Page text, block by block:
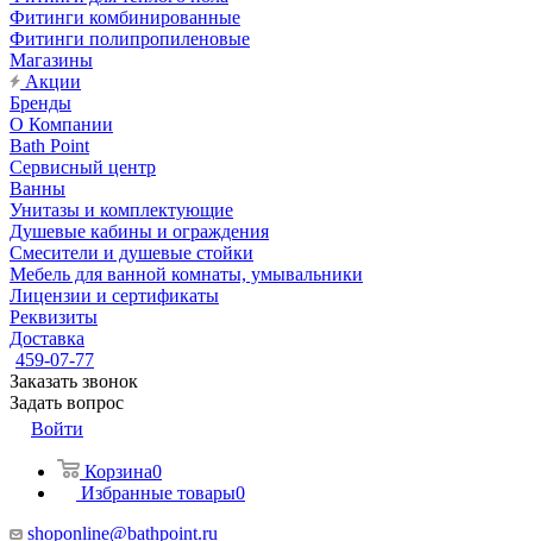
Фитинги комбинированные
Фитинги полипропиленовые
Магазины
Акции
Бренды
О Компании
Bath Point
Сервисный центр
Ванны
Унитазы и комплектующие
Душевые кабины и ограждения
Смесители и душевые стойки
Мебель для ванной комнаты, умывальники
Лицензии и сертификаты
Реквизиты
Доставка
459-07-77
Заказать звонок
Задать вопрос
Войти
Корзина0
Избранные товары0
shoponline@bathpoint.ru